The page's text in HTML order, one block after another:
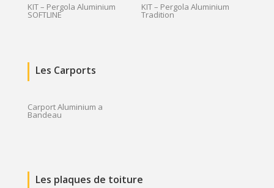
KIT – Pergola Aluminium
SOFTLINE
KIT – Pergola Aluminium
Tradition
Les Carports
Carport Aluminium a
Bandeau
Les plaques de toiture